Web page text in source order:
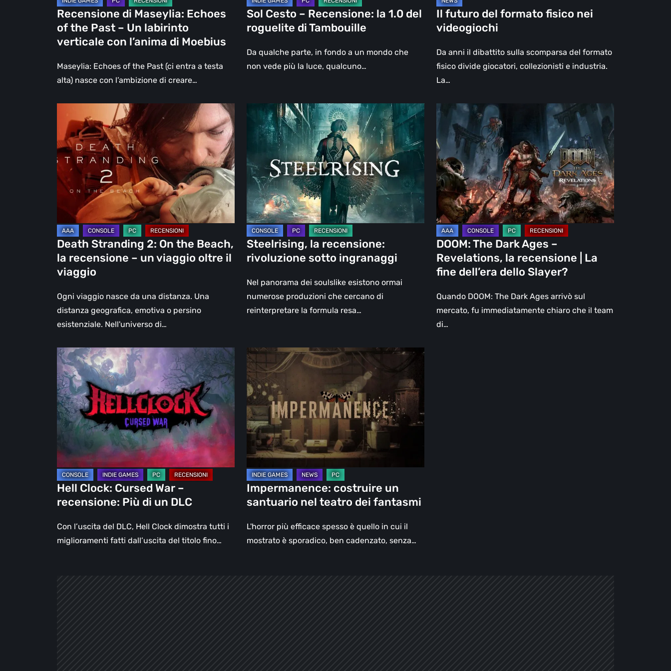
labirinto
verticale
con
l’anima
di
Moebius
Recensione di Maseylia: Echoes
of the Past – Un labirinto
verticale con l’anima di Moebius
Maseylia: Echoes of the Past (ci entra a testa
alta) nasce con l’ambizione di creare…
Tambouille
Sol Cesto – Recensione: la 1.0 del
roguelite di Tambouille
Da qualche parte, in fondo a un mondo che
non vede più la luce, qualcuno…
Il futuro del formato fisico nei
videogiochi
Da anni il dibattito sulla scomparsa del formato
fisico divide giocatori, collezionisti e industria.
La…
Stranding
2:
On
the
Beach,
recensione
–
un
viaggio
oltre
il
viaggio
Death Stranding 2: On the Beach,
la recensione – un viaggio oltre il
viaggio
Ogni viaggio nasce da una distanza. Una
distanza geografica, emotiva o persino
esistenziale. Nell'universo di…
Steelrising,
recensione:
rivoluzione
sotto
ingranaggi
Steelrising, la recensione:
rivoluzione sotto ingranaggi
Nel panorama dei soulslike esistono ormai
numerose produzioni che cercano di
reinterpretare la formula resa…
DOOM:
Dark
Ages
–
Revelations,
la
recensione
|
La
fine
dell’era
dello
Slayer?
DOOM: The Dark Ages –
Revelations, la recensione | La
fine dell’era dello Slayer?
Quando DOOM: The Dark Ages arrivò sul
mercato, fu immediatamente chiaro che il team
di…
Hell
Clock:
Cursed
War
–
recensione:
di
un
DLC
Hell Clock: Cursed War –
recensione: Più di un DLC
Con l’uscita del DLC, Hell Clock dimostra tutti i
miglioramenti fatti dall’uscita del titolo fino…
Impermanence:
costruire
un
santuario
nel
teatro
fantasmi
Impermanence: costruire un
santuario nel teatro dei fantasmi
L'horror più efficace spesso è quello in cui il
mostrato è sporadico, ben cadenzato, senza…